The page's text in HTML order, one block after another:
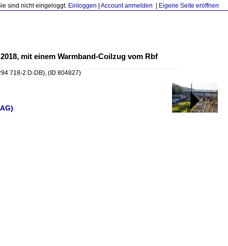
sind nicht eingeloggt. Einloggen Account anmelden Eigene Seite eröffnen
mit einem Warmband-Coilzug vom Rbf
718-2 D-DB), (ID 804827)